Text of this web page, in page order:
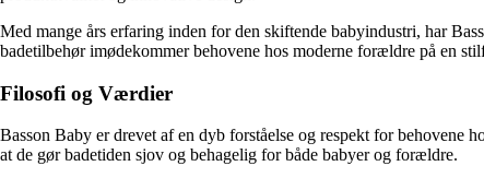
Med mange års erfaring inden for den skiftende babyindustri, har
badetilbehør imødekommer behovene hos moderne forældre på en
Filosofi og Værdier
Basson Baby er drevet af en dyb forståelse og respekt for behovene
at de gør badetiden sjov og behagelig for både babyer og forældre.